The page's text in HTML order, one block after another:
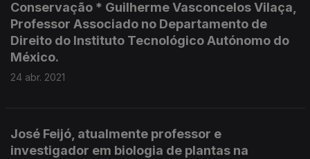
Conservação * Guilherme Vasconcelos Vilaça,
Professor Associado no Departamento de
Direito do Instituto Tecnológico Autónomo do
México.
24 abr. 2021
José Feijó, atualmente professor e
investigador em biologia de plantas na